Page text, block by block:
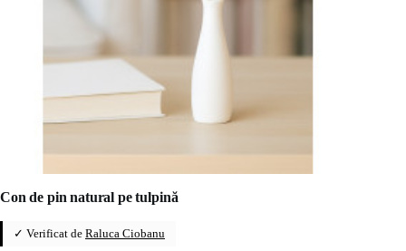
Con de pin natural pe tulpină
✓ Verificat de Raluca Ciobanu